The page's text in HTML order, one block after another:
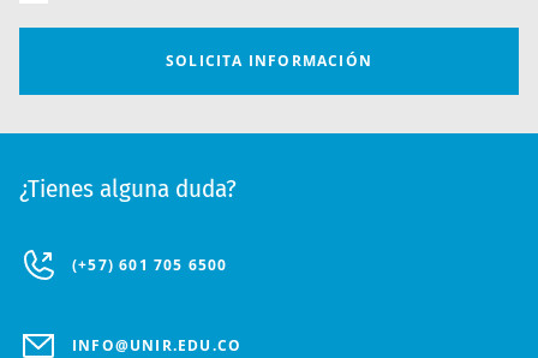
¿Tienes alguna duda?
(+57) 601 705 6500
INFO@UNIR.EDU.CO